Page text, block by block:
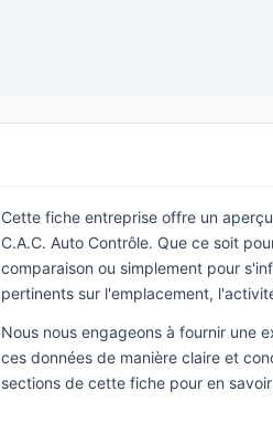
Cette fiche entreprise offre un
C.A.C. Auto Contrôle. Que ce soit
comparaison ou simplement pour
pertinents sur l'emplacement,
Nous nous engageons à fournir une
ces données de manière claire et
sections de cette fiche pour en